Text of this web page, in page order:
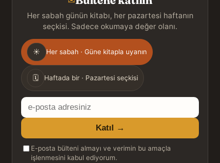
Her sabah günün kitabı, her pazartesi haftanın
seçkisi. Sadece okumaya değer olanı.
Gönderim
sıklığı
☀ Her sabah · Güne kitapla uyanın
🗓 Haftada bir · Pazartesi seçkisi
E-
posta
adresiniz
Katıl →
E-posta bülteni almayı ve verimin bu amaçla
işlenmesini kabul ediyorum.